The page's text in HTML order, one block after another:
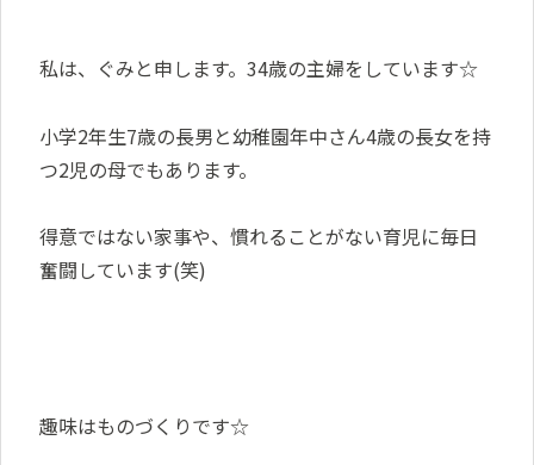
私は、ぐみと申します。34歳の主婦をしています☆
小学2年生7歳の長男と幼稚園年中さん4歳の長女を持
つ2児の母でもあります。
得意ではない家事や、慣れることがない育児に毎日
奮闘しています(笑)
趣味はものづくりです☆